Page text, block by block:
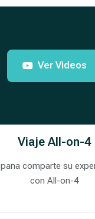
Ver Videos
Viaje All-on-4
comparte su
con All-on-4